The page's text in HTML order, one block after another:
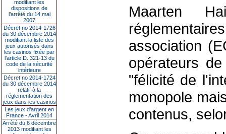
modifiant les
dispositions de
l’arrêté du 14 mai
2007
Décret no 2014-1726
du 30 décembre 2014
modifiant la liste des
jeux autorisés dans
les casinos fixée par
l’article D. 321-13 du
code de la sécurité
intérieure
Décret no 2014-1724
du 30 décembre 2014
relatif à la
réglementation des
jeux dans les casinos
Les jeux d’argent en
France - Avril 2014
Arrêté du 6 décembre
2013 modifiant les
Maarten
association
opérateurs
"félicité de
monopole
contenus,